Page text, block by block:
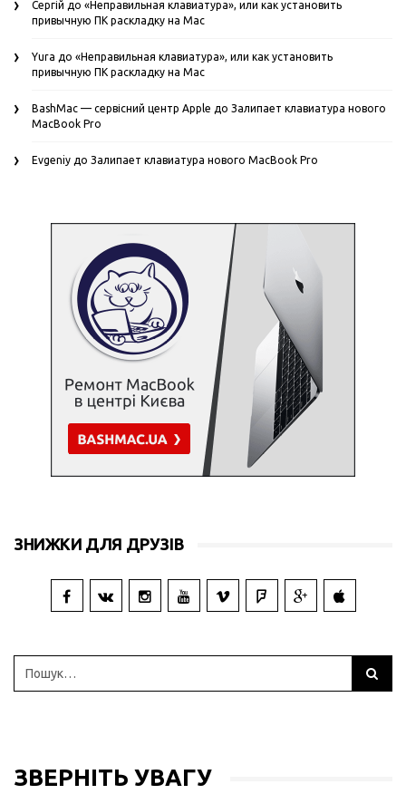
Сергій до «Неправильная клавиатура», или как установить
привычную ПК раскладку на Mac
Yura до «Неправильная клавиатура», или как установить
привычную ПК раскладку на Mac
BashMac — сервісний центр Apple до Залипает клавиатура нового
MacBook Pro
Evgeniy до Залипает клавиатура нового MacBook Pro
ЗНИЖКИ ДЛЯ ДРУЗІВ
ЗВЕРНІТЬ УВАГУ